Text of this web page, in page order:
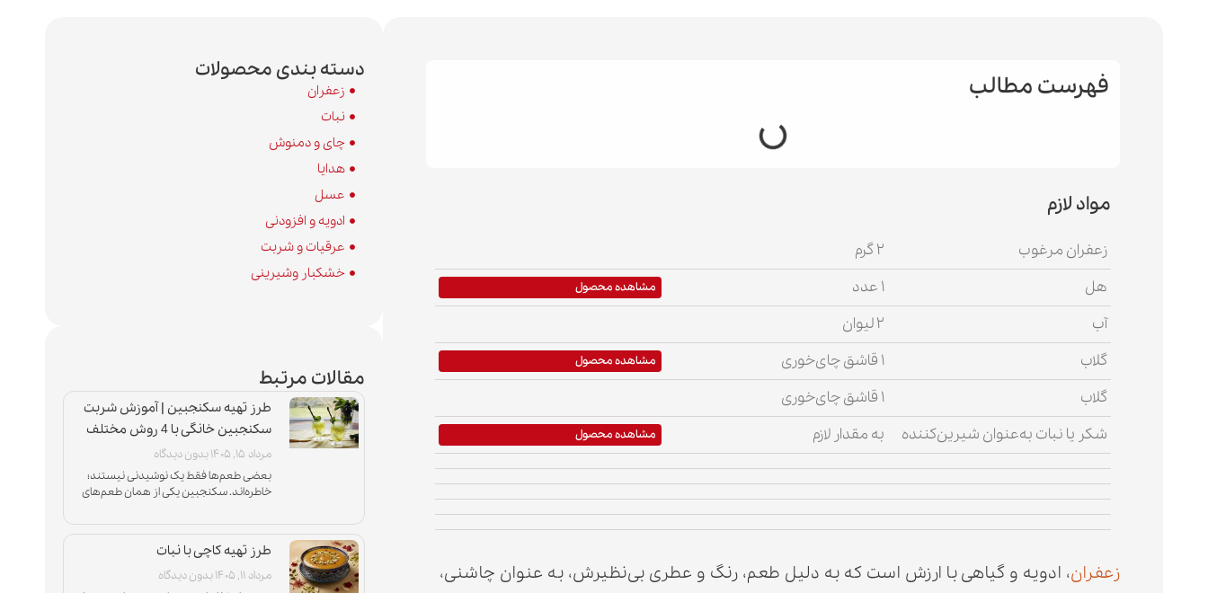
فهرست مطالب
مواد لازم
زعفران مرغوب
۲ گرم
هل
۱ عدد مشاهده محصول
آب
۲ لیوان
گلاب
۱ قاشق چای‌خوری مشاهده محصول
گلاب
۱ قاشق چای‌خوری
شکر یا نبات به‌عنوان شیرین‌کننده
به مقدار لازم مشاهده محصول
زعفران، ادویه و گیاهی با ارزش است که به دلیل طعم، رنگ و عطری بی‌نظیرش، به عنوان چاشنی،
دسته بندی محصولات
زعفران
نبات
چای و دمنوش
هدایا
عسل
ادویه و افزودنی
عرقیات و شربت
خشکبار وشیرینی
مقالات مرتبط
طرز تهیه سکنجبین | آموزش شربت
سکنجبین خانگی با 4 روش مختلف
مرداد ۱۵, ۱۴۰۵
بدون دیدگاه
بعضی طعم‌ها فقط یک نوشیدنی نیستند؛
خاطره‌اند. سکنجبین یکی از همان طعم‌های
متعادل و ترشی دلپذیر
طرز تهیه کاچی با نبات
مرداد ۱۱, ۱۴۰۵
بدون دیدگاه